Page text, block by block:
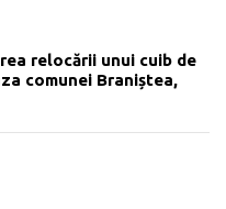
relocării unui cuib de
comunei Braniștea,